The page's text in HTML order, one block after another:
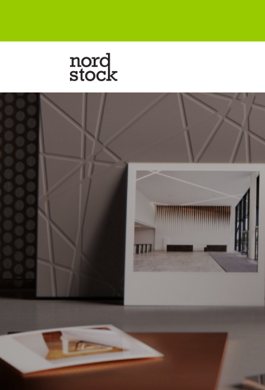
Products
Company
References
Contact information